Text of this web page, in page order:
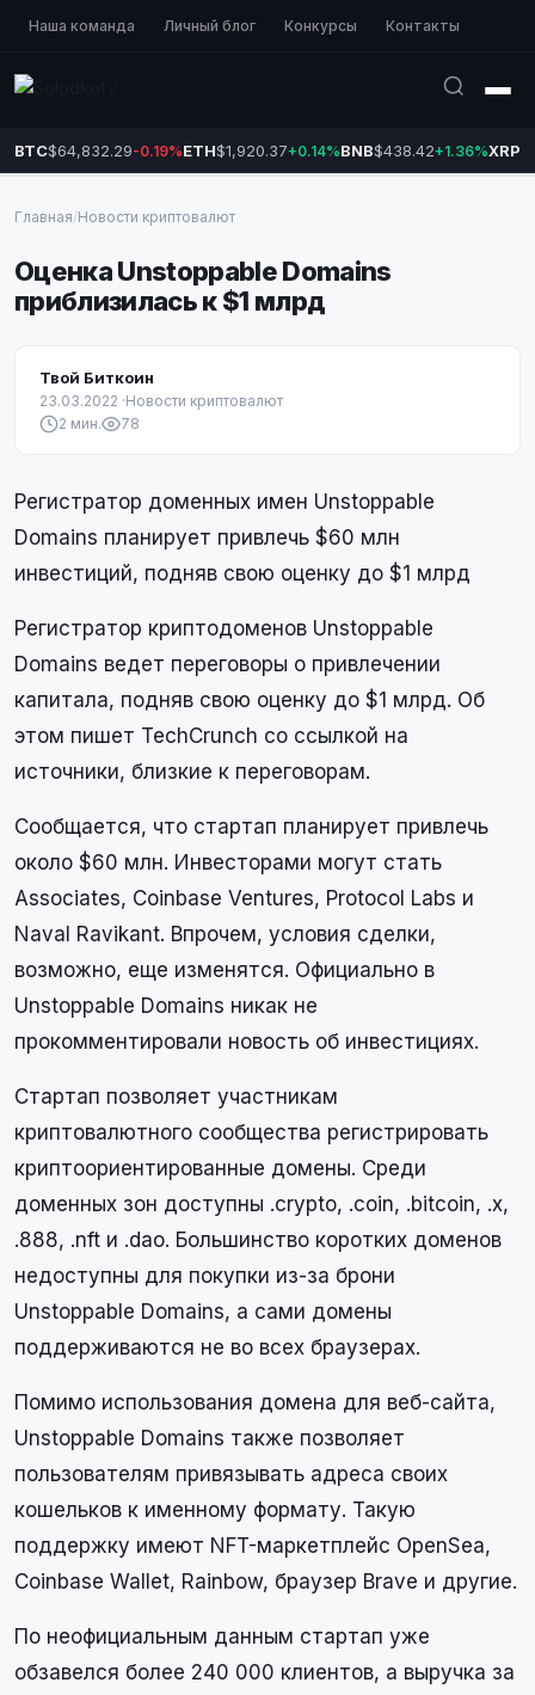
Наша команда Личный блог Конкурсы Контакты
BTC$64,832.29-0.19%ETH$1,920.37+0.14%BNB$438.42+1.36%XRP
Главная/Новости криптовалют
Оценка Unstoppable Domains
приблизилась к $1 млрд
Твой Биткоин
23.03.2022 ·Новости криптовалют
2 мин.
78
Регистратор доменных имен Unstoppable
Domains планирует привлечь $60 млн
инвестиций, подняв свою оценку до $1 млрд
Регистратор криптодоменов Unstoppable
Domains ведет переговоры о привлечении
капитала, подняв свою оценку до $1 млрд. Об
этом пишет TechCrunch со ссылкой на
источники, близкие к переговорам.
Сообщается, что стартап планирует привлечь
около $60 млн. Инвесторами могут стать
Associates, Coinbase Ventures, Protocol Labs и
Naval Ravikant. Впрочем, условия сделки,
возможно, еще изменятся. Официально в
Unstoppable Domains никак не
прокомментировали новость об инвестициях.
Стартап позволяет участникам
криптовалютного сообщества регистрировать
криптоориентированные домены. Среди
доменных зон доступны .crypto, .coin, .bitcoin, .x,
.888, .nft и .dao. Большинство коротких доменов
недоступны для покупки из-за брони
Unstoppable Domains, а сами домены
поддерживаются не во всех браузерах.
Помимо использования домена для веб-сайта,
Unstoppable Domains также позволяет
пользователям привязывать адреса своих
кошельков к именному формату. Такую
поддержку имеют NFT-маркетплейс OpenSea,
Coinbase Wallet, Rainbow, браузер Brave и другие.
По неофициальным данным стартап уже
обзавелся более 240 000 клиентов, а выручка за